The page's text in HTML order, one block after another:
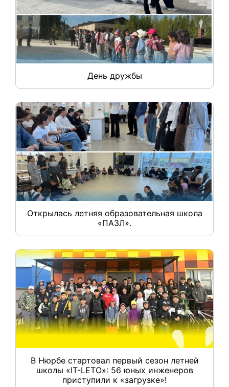
День дружбы
Открылась летняя образовательная школа
«ПАЗЛ».
В Нюрбе стартовал первый сезон летней
школы «IT-LETO»: 56 юных инженеров
приступили к «загрузке»!